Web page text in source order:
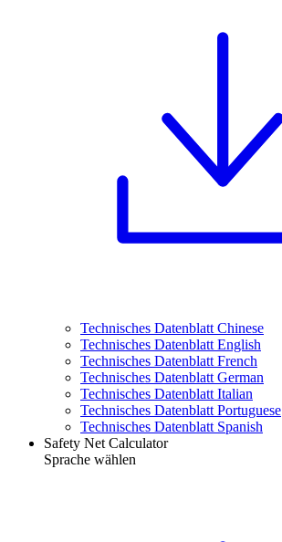
Technisches Datenblatt Chinese
Technisches Datenblatt English
Technisches Datenblatt French
Technisches Datenblatt German
Technisches Datenblatt Italian
Technisches Datenblatt Portuguese
Technisches Datenblatt Spanish
Safety Net Calculator
Sprache wählen